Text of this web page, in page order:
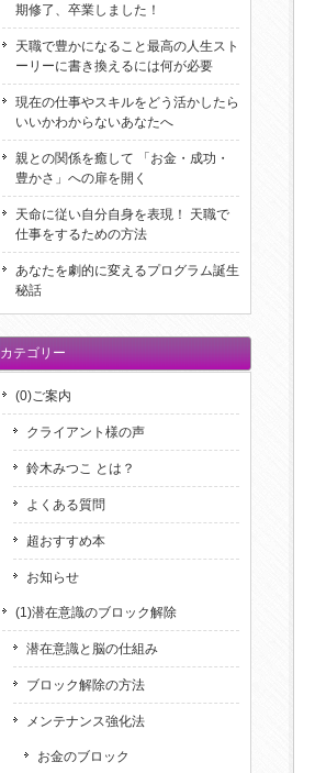
期修了、卒業しました！
天職で豊かになること最高の人生スト
ーリーに書き換えるには何が必要
現在の仕事やスキルをどう活かしたら
いいかわからないあなたへ
親との関係を癒して 「お金・成功・
豊かさ」への扉を開く
天命に従い自分自身を表現！ 天職で
仕事をするための方法
あなたを劇的に変えるプログラム誕生
秘話
カテゴリー
(0)ご案内
クライアント様の声
鈴木みつこ とは？
よくある質問
超おすすめ本
お知らせ
(1)潜在意識のブロック解除
潜在意識と脳の仕組み
ブロック解除の方法
メンテナンス強化法
お金のブロック